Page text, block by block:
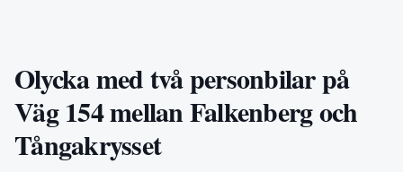
Olycka med två personbilar på
Väg 154 mellan Falkenberg och
Tångakrysset